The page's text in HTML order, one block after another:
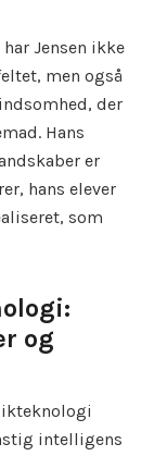
Jensen ikke
men også
der
Hans
er
hans elever
som
og
intelligens